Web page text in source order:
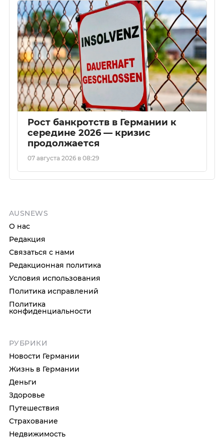
Рост банкротств в Германии к
середине 2026 — кризис
продолжается
07 августа 2026 в 08:29
AUSNEWS
О нас
Редакция
Связаться с нами
Редакционная политика
Условия использования
Политика исправлений
Политика
конфиденциальности
РУБРИКИ
Новости Германии
Жизнь в Германии
Деньги
Здоровье
Путешествия
Страхование
Недвижимость